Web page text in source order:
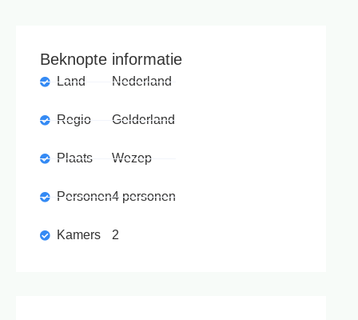
Beknopte informatie
Land
Regio
Plaats
Personen
Kamers
Nederland
Gelderland
Wezep
4 personen
2